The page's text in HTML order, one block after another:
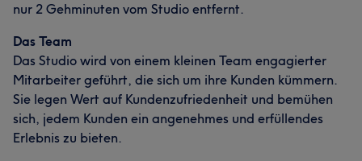
nur 2 Gehminuten vom Studio entfernt.
Das Team
Das Studio wird von einem kleinen Team engagierter
Mitarbeiter geführt, die sich um ihre Kunden kümmern.
Sie legen Wert auf Kundenzufriedenheit und bemühen
sich, jedem Kunden ein angenehmes und erfüllendes
Erlebnis zu bieten.